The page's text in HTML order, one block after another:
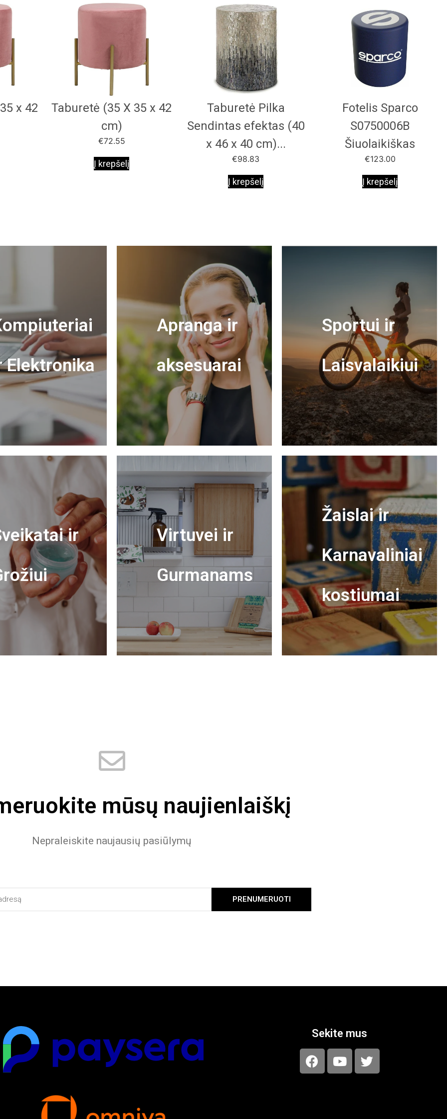
x 42
Taburetė (35 X 35 x 42
cm)
€72.55
Į krepšelį
Taburetė Pilka
Sendintas efektas (40
x 46 x 40 cm)...
€98.83
Į krepšelį
Fotelis Sparco
S0750006B
Šiuolaikiškas
€123.00
Į krepšelį
Elektronika
Apranga ir
aksesuarai
Sportui ir
Laisvalaikiui
ir
Virtuvei ir
Gurmanams
Žaislai ir
Karnavaliniai
kostiumai
mūsų naujienlaiškį
Nepraleiskite naujausių pasiūlymų
PRENUMERUOTI
Sekite mus